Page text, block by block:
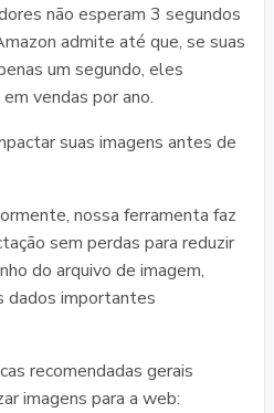
não esperam 3 segundos
admite até que, se suas
um segundo, eles
vendas por ano.
suas imagens antes de
nossa ferramenta faz
sem perdas para reduzir
do arquivo de imagem,
dados importantes
recomendadas gerais
imagens para a web: